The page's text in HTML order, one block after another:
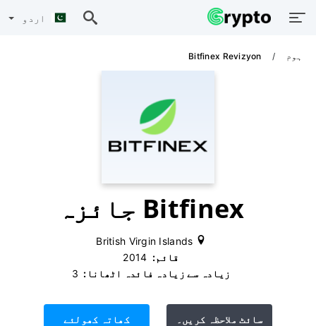
اردو
ہوم Bitfinex Revizyon
Bitfinex جائزہ
قائم:
زیادہ سے زیادہ فائدہ اٹھانا:
سائٹ ملاحظہ کریں۔ کھاتہ کھولئے